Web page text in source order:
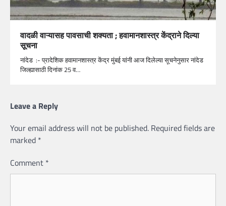
वादळी वाऱ्यासह पावसाची शक्यता ; हवामानशास्त्र केंद्राने दिल्या
सूचना
नांदेड :- प्रादेशिक हवामानशास्त्र केंद्र मुंबई यांनी आज दिलेल्या सूचनेनुसार नांदेड
जिल्ह्यासाठी दिनांक 25 व…
Leave a Reply
Your email address will not be published. Required fields are
marked *
Comment *